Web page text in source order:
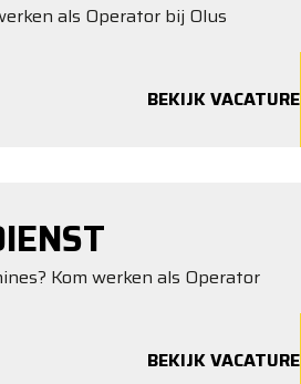
als Operator bij Olus
BEKIJK VACATURE
Kom werken als Operator
BEKIJK VACATURE